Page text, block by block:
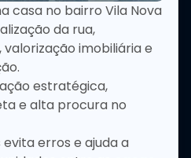
casa no bairro Vila Nova
da rua,
imobiliária e
estratégica,
e alta procura no
erros e ajuda a